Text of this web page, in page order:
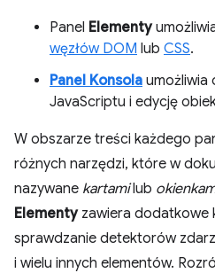
Panel Elementy
węzłów DOM lub CSS.
Panel Konsola umożliwia
JavaScriptu i edycję
W obszarze treści każdego
różnych narzędzi, które w
nazywane kartamilub
Elementyzawiera dodatkowe
sprawdzanie detektorów
i wielu innych elementów.